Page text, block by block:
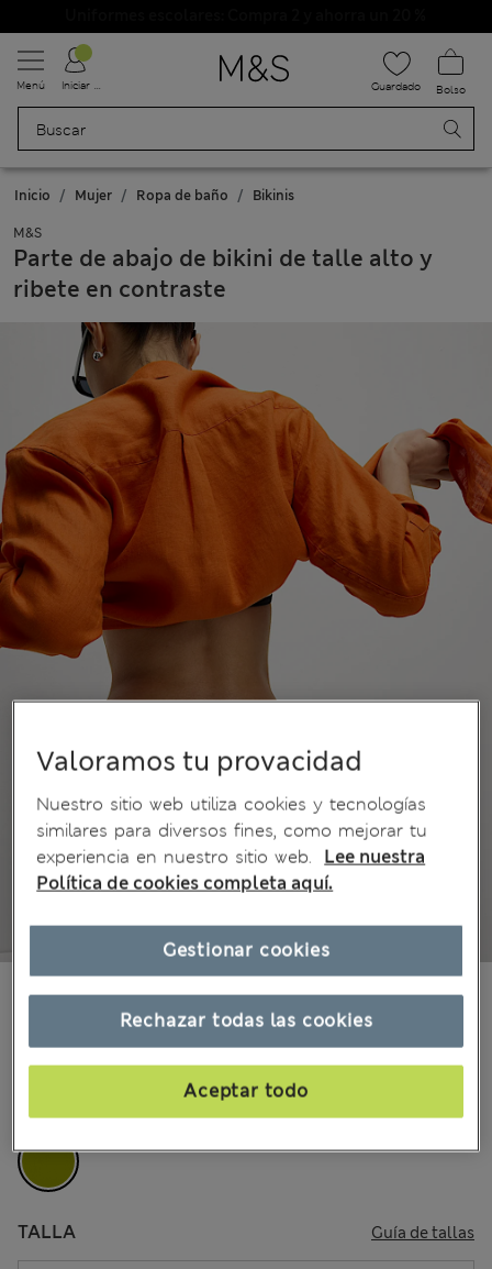
Menú Iniciar sesión Guardado Bolso
Inicio Mujer Ropa de baño Bikinis
M&S
Parte de abajo de bikini de talle alto y
ribete en contraste
1 Opiniones
$24.99 Todos los precios incluyen impuestos y aranceles
Verde Vintage
TALLA Guía de tallas
Valoramos tu provacidad
Nuestro sitio web utiliza cookies y tecnologías
similares para diversos fines, como mejorar tu
experiencia en nuestro sitio web.
Lee nuestra
Política de cookies completa aquí.
Rechazar todas las cookies
Aceptar todo
Gestionar cookies